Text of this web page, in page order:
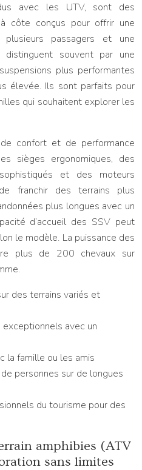
avec les UTV, sont des
côte conçus pour offrir une
passagers et une
souvent par une
plus performantes
élevée. Ils sont parfaits pour
qui souhaitent explorer les
confort et de performance
sièges ergonomiques, des
et des moteurs
franchir des terrains plus
plus longues avec un
d’accueil des SSV peut
le modèle. La puissance des
plus de 200 chevaux sur
des terrains variés et
avec un
la famille ou les amis
personnes sur de longues
du tourisme pour des
amphibies (ATV
sans limites